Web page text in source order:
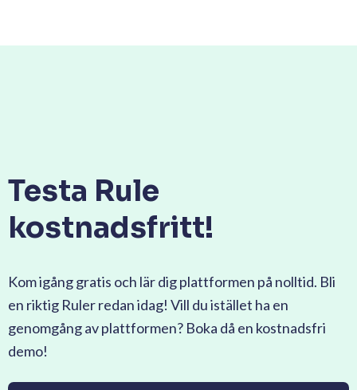
Testa Rule
kostnadsfritt!
Kom igång gratis och lär dig plattformen på nolltid. Bli
en riktig Ruler redan idag! Vill du istället ha en
genomgång av plattformen? Boka då en kostnadsfri
demo!